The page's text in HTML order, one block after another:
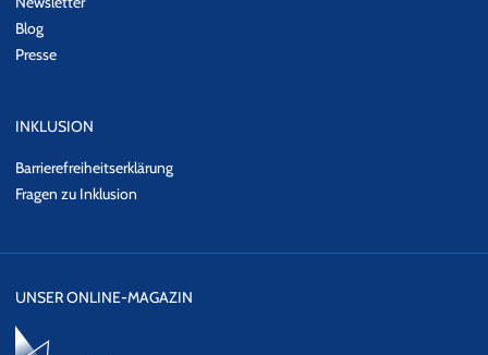
Blog
Presse
INKLUSION
Barrierefreiheitserklärung
Fragen zu Inklusion
UNSER ONLINE-MAGAZIN